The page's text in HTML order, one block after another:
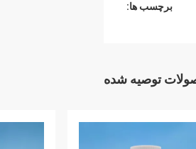
برچسب ها:
توصیه شده